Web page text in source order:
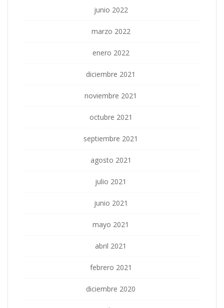
junio 2022
marzo 2022
enero 2022
diciembre 2021
noviembre 2021
octubre 2021
septiembre 2021
agosto 2021
julio 2021
junio 2021
mayo 2021
abril 2021
febrero 2021
diciembre 2020